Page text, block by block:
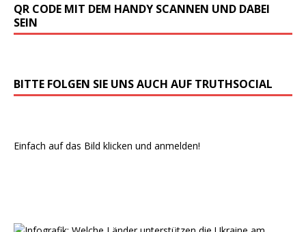
QR CODE MIT DEM HANDY SCANNEN UND DABEI
SEIN
BITTE FOLGEN SIE UNS AUCH AUF TRUTHSOCIAL
Einfach auf das Bild klicken und anmelden!